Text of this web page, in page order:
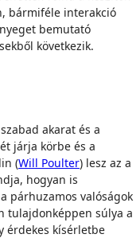
bármiféle interakció
bemutató
következik.
akarat és a
járja körbe és a
(Will Poulter) lesz az a
hogyan is
párhuzamos valóságok
tulajdonképpen súlya a
érdekes kísérletbe